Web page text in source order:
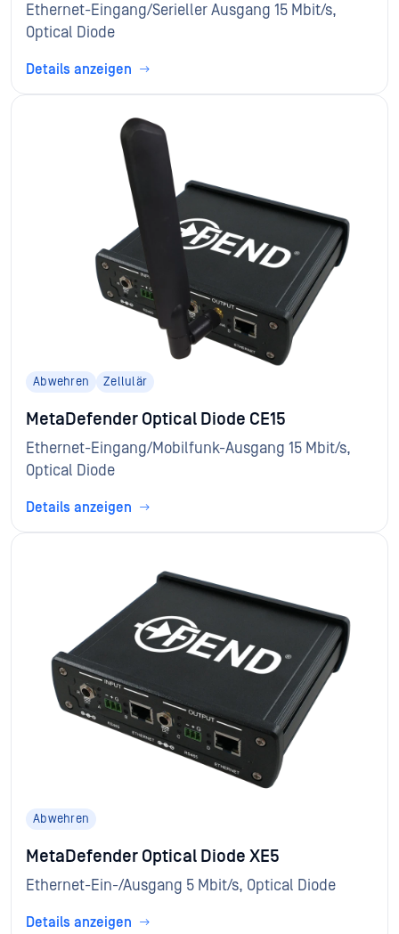
Ethernet-Eingang/Serieller Ausgang 15 Mbit/s,
Optical Diode
Details anzeigen
Abwehren Zellulär
MetaDefender Optical Diode CE15
Ethernet-Eingang/Mobilfunk-Ausgang 15 Mbit/s,
Optical Diode
Details anzeigen
Abwehren
MetaDefender Optical Diode XE5
Ethernet-Ein-/Ausgang 5 Mbit/s, Optical Diode
Details anzeigen